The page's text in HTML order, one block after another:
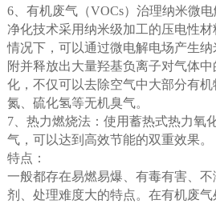
6、有机废气（VOCs）治理纳米微
净化技术采用纳米级加工的压电性
情况下，可以通过微电解电场产生
附并释放出大量羟基负离子对气体
化，不仅可以去除空气中大部分有
氮、硫化氢等无机臭气。
7、热力燃烧法：使用蓄热式热力氧
气，可以达到高效节能的双重效果。
特点：
一般都存在易燃易爆、有毒有害、
剂、处理难度大的特点。在有机废